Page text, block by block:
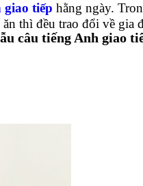
giao tiếp hằng ngày.
thì đều trao đổi về gia
câu tiếng Anh giao